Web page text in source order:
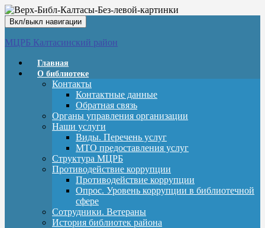
Вкл/выкл навигации
МЦРБ Калтасинский район
Главная
О библиотеке
Контакты
Контактные данные
Обратная связь
Органы управления организации
Наши услуги
Виды. Перечень услуг
МТО предоставления услуг
Структура МЦРБ
Противодействие коррупции
Противодействие коррупции
Опрос. Уровень коррупции в библиотечной
сфере
Сотрудники. Ветераны
История библиотек района